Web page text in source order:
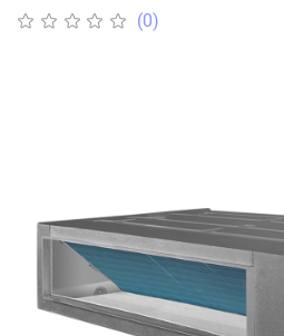
(0)